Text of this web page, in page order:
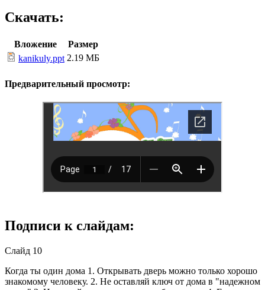
Скачать:
Вложение
Размер
kanikuly.ppt 2.19 МБ
Предварительный просмотр:
Подписи к слайдам:
Слайд 10
Когда ты один дома 1. Открывать дверь можно только хорошо
знакомому человеку. 2. Не оставляй ключ от дома в "надежном